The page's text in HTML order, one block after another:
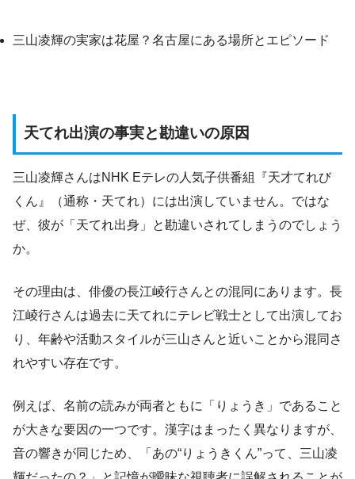
三山凌輝の実家は花屋？名古屋にある場所とエピソード
天てれ出演の事実と勘違いの原因
三山凌輝さんはNHK Eテレの人気子供番組『天才てれび
くん』（通称・天てれ）には出演していません。ではな
ぜ、彼が「天てれ出身」と勘違いされてしまうのでしょう
か。
その理由は、俳優の長江崚行さんとの混同にあります。長
江崚行さんは過去に天てれにテレビ戦士として出演してお
り、年齢や活動スタイルが三山さんと近いことから混同さ
れやすい存在です。
例えば、名前の読みが両者ともに「りょうき」であること
が大きな要因の一つです。漢字はまったく異なりますが、
音の響きが同じため、「あの“りょうきくん”って、三山凌